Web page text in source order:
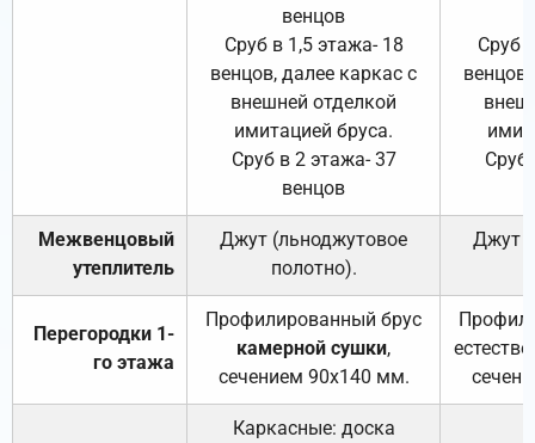
венцов
Сруб в 1,5 этажа- 18
венцов, далее каркас с
внешней отделкой
имитацией бруса.
Сруб в 2 этажа- 37
венцов
Сруб
Сруб
Межвенцовый
утеплитель
Джут (льноджутовое
полотно).
Джут
Перегородки 1-
го этажа
Профилированный брус
камерной сушки,
сечением 90х140 мм.
Каркасные: доска